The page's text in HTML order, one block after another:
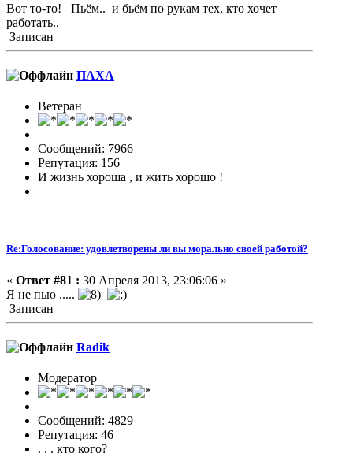
Вот то-то! Пьём.. и бьём по рукам тех, кто хочет
работать..
Записан
ПАХА
Ветеран
Сообщений: 7966
Репутация: 156
И жизнь хороша , и жить хорошо !
Re:Голосование: удовлетворены ли вы морально своей работой?
« Ответ #81 : 30 Апреля 2013, 23:06:06 »
Я не пью .....
Записан
Radik
Модератор
Сообщений: 4829
Репутация: 46
. . . кто кого?